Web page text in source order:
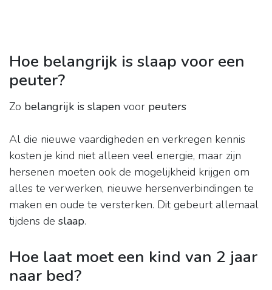
Hoe belangrijk is slaap voor een
peuter?
Zo belangrijk is slapen voor peuters
Al die nieuwe vaardigheden en verkregen kennis
kosten je kind niet alleen veel energie, maar zijn
hersenen moeten ook de mogelijkheid krijgen om
alles te verwerken, nieuwe hersenverbindingen te
maken en oude te versterken. Dit gebeurt allemaal
tijdens de slaap.
Hoe laat moet een kind van 2 jaar
naar bed?